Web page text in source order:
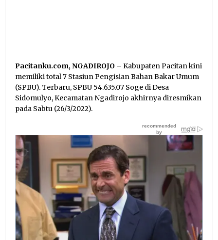
Pacitanku.com, NGADIROJO – Kabupaten Pacitan kini
memiliki total 7 Stasiun Pengisian Bahan Bakar Umum
(SPBU). Terbaru, SPBU 54.635.07 Soge di Desa
Sidomulyo, Kecamatan Ngadirojo akhirnya diresmikan
pada Sabtu (26/3/2022).